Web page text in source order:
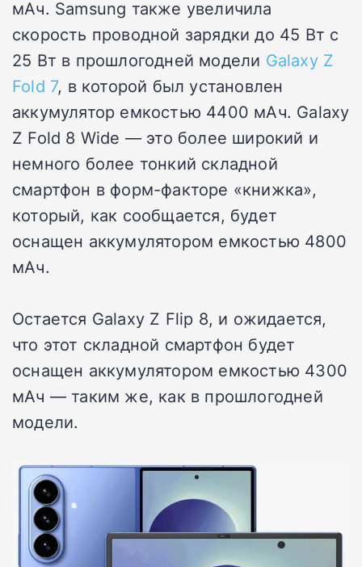
мАч. Samsung также увеличила
скорость проводной зарядки до 45 Вт с
25 Вт в прошлогодней модели Galaxy Z
Fold 7, в которой был установлен
аккумулятор емкостью 4400 мАч. Galaxy
Z Fold 8 Wide — это более широкий и
немного более тонкий складной
смартфон в форм-факторе «книжка»,
который, как сообщается, будет
оснащен аккумулятором емкостью 4800
мАч.
Остается Galaxy Z Flip 8, и ожидается,
что этот складной смартфон будет
оснащен аккумулятором емкостью 4300
мАч — таким же, как в прошлогодней
модели.